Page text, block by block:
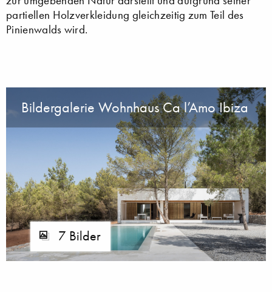
partiellen Holzverkleidung gleichzeitig zum Teil des
Pinienwalds wird.
Bildergalerie Wohnhaus Ca l’Amo Ibiza
7 Bilder